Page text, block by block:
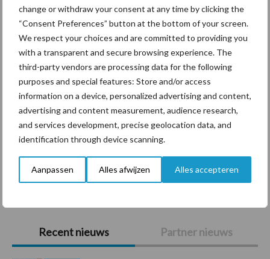
change or withdraw your consent at any time by clicking the
“Consent Preferences” button at the bottom of your screen.
We respect your choices and are committed to providing you
with a transparent and secure browsing experience. The
third-party vendors are processing data for the following
purposes and special features: Store and/or access
information on a device, personalized advertising and content,
advertising and content measurement, audience research,
and services development, precise geolocation data, and
identification through device scanning.
Aanpassen Alles afwijzen Alles accepteren
Primaire
Sidebar
Recent nieuws Partner nieuws
Diergezondheid Bemesting Fokkerij
Derogatie Fosfaatrechten
Toon meer